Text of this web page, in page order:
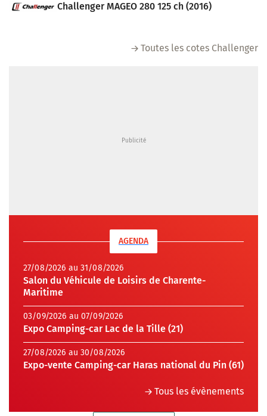
Challenger MAGEO 280 125 ch (2016)
Toutes les cotes Challenger
AGENDA
27/08/2026 au 31/08/2026
Salon du Véhicule de Loisirs de Charente-
Maritime
03/09/2026 au 07/09/2026
Expo Camping-car Lac de la Tille (21)
27/08/2026 au 30/08/2026
Expo-vente Camping-car Haras national du Pin (61)
Tous les évènements